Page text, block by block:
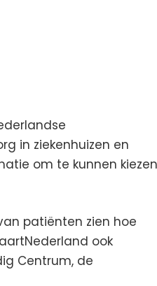
in ziekenhuizen en
om te kunnen kiezen
patiënten zien hoe
ook
Centrum, de